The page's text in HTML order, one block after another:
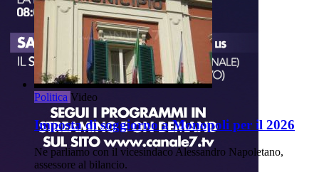
Politica Video
Imposta di soggiorno a Monopoli per il 2026
Ne parliamo con il vicesindaco Alessandro Napoletano,
assessore al bilancio.